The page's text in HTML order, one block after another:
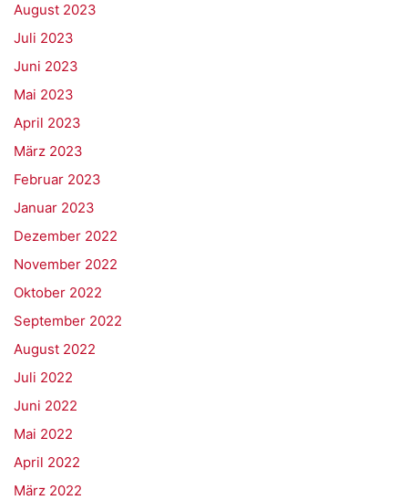
August 2023
Juli 2023
Juni 2023
Mai 2023
April 2023
März 2023
Februar 2023
Januar 2023
Dezember 2022
November 2022
Oktober 2022
September 2022
August 2022
Juli 2022
Juni 2022
Mai 2022
April 2022
März 2022